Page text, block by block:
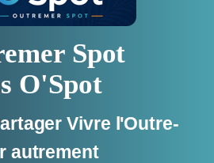
Spot
O'Spot
Vivre l'Outre-
autrement